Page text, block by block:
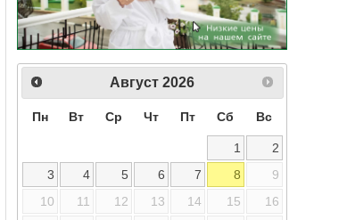
Август 2026
Пн Вт Ср Чт Пт Сб Вс
1
2
3
4 5 6 7 8
9
10
11 12 13 14 15
16